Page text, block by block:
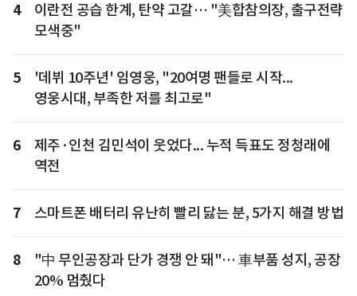
4
이란전 공습 한계, 탄약 고갈… "美합참의장, 출구전략
모색중"
5
'데뷔 10주년' 임영웅, "20여명 팬들로 시작...
영웅시대, 부족한 저를 최고로"
6
제주·인천 김민석이 웃었다... 누적 득표도 정청래에
역전
7 스마트폰 배터리 유난히 빨리 닳는 분, 5가지 해결 방법
8
"中 무인공장과 단가 경쟁 안 돼"… 車부품 성지, 공장
20% 멈췄다